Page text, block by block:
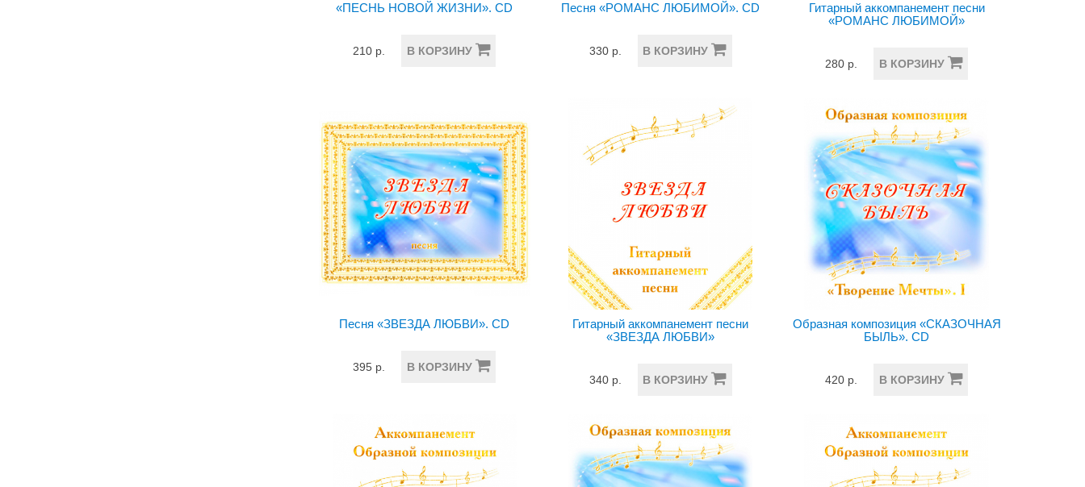
«ПЕСНЬ НОВОЙ ЖИЗНИ». CD
210 р. В КОРЗИНУ
Песня «РОМАНС ЛЮБИМОЙ». CD
330 р. В КОРЗИНУ
Гитарный аккомпанемент песни
«РОМАНС ЛЮБИМОЙ»
280 р. В КОРЗИНУ
Песня «ЗВЕЗДА ЛЮБВИ». CD
395 р. В КОРЗИНУ
Гитарный аккомпанемент песни
«ЗВЕЗДА ЛЮБВИ»
340 р. В КОРЗИНУ
Образная композиция «СКАЗОЧНАЯ
БЫЛЬ». CD
420 р. В КОРЗИНУ